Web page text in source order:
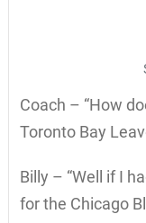
Coach – “How
Toronto Bay
Billy – “Well if I
for the Chicago